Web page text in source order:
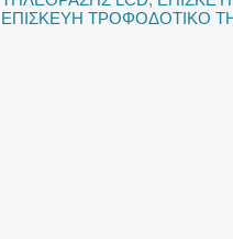
ΕΠΙΣΚΕΥΗ ΤΡΟΦΟΔΟΤΙΚΟ